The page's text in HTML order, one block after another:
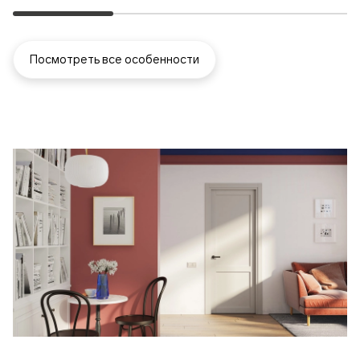
Посмотреть все особенности